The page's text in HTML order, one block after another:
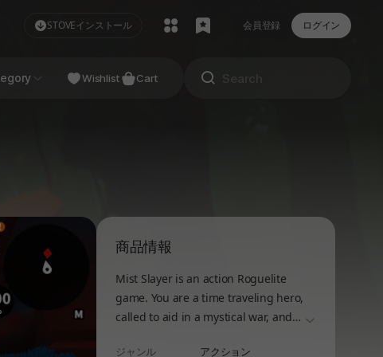
STOVEインストール 会員登録 ログイン
INDIE Studio
Wishlist Cart
商品情報
Mist Slayer is an action Roguelite
game. You are a time traveling hero,
called to aid in a mystical war, and
더보기
ジャンル アクション